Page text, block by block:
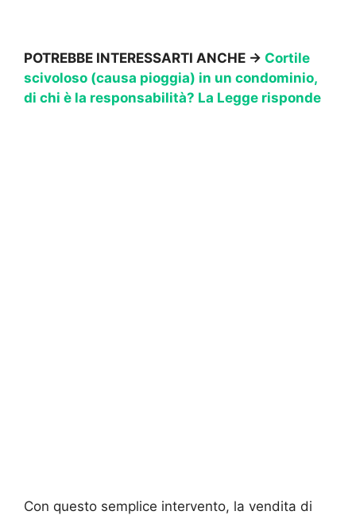
POTREBBE INTERESSARTI ANCHE → Cortile
scivoloso (causa pioggia) in un condominio,
di chi è la responsabilità? La Legge risponde
Con questo semplice intervento, la vendita di